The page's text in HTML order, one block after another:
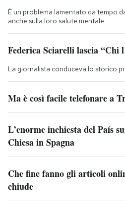
È un problema lamentato da tempo
anche sulla loro salute mentale
Federica Sciarelli lascia “Chi
La giornalista conduceva lo storico
Ma è così facile telefonare a
L’enorme inchiesta del País
Chiesa in Spagna
Che fine fanno gli articoli
chiude